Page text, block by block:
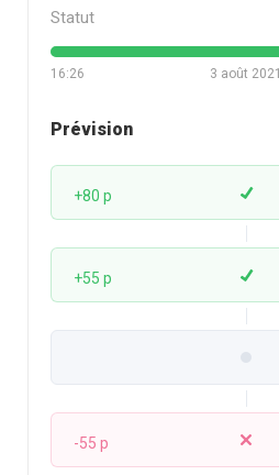
Statut
16:26 3 août 2021
Prévision
+80 p
+55 p
-55 p